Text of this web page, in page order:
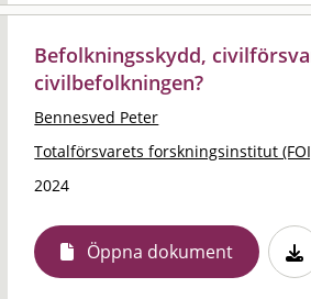
Befolkningsskydd,
civilbefolkningen?
Bennesved Peter
Totalförsvarets forskningsinstitut
2024
Öppna dokument